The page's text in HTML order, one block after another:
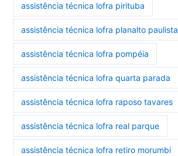
assistência técnica lofra pirituba
assistência técnica lofra planalto paulista
assistência técnica lofra pompéia
assistência técnica lofra quarta parada
assistência técnica lofra raposo tavares
assistência técnica lofra real parque
assistência técnica lofra retiro morumbi